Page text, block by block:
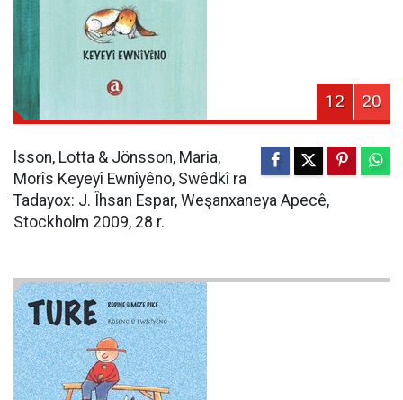
12 20
lsson, Lotta & Jönsson, Maria,
Morîs Keyeyî Ewnîyêno, Swêdkî ra
Tadayox: J. Îhsan Espar, Weşanxaneya Apecê,
Stockholm 2009, 28 r.